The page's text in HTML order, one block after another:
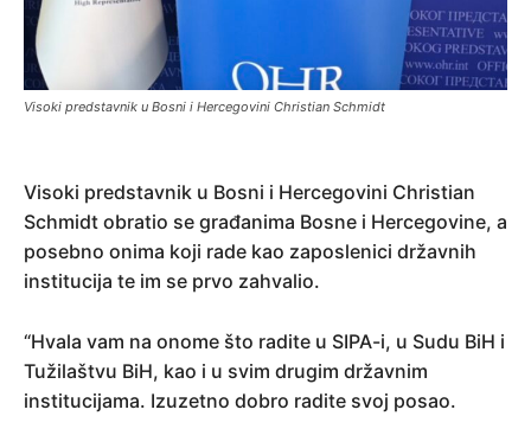
Visoki predstavnik u Bosni i Hercegovini Christian Schmidt
Visoki predstavnik u Bosni i Hercegovini Christian
Schmidt obratio se građanima Bosne i Hercegovine, a
posebno onima koji rade kao zaposlenici državnih
institucija te im se prvo zahvalio.
“Hvala vam na onome što radite u SIPA-i, u Sudu BiH i
Tužilaštvu BiH, kao i u svim drugim državnim
institucijama. Izuzetno dobro radite svoj posao.